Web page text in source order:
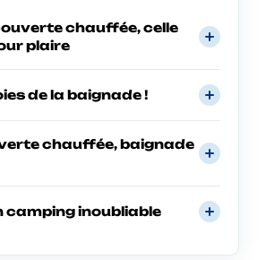
chauffée, celle
plaire
de la baignade !
chauffée, baignade
camping inoubliable